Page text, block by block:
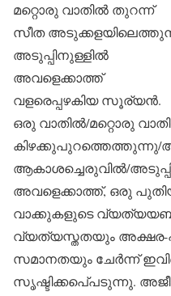
മറ്റൊരു വാതില്‍ തുറന്ന്
സീത
അടുപ്പിനുള്ളില്‍
അവളെക്കാത്ത്
വളരെപ്പഴകിയ സൂര്യന്‍.
ഒരു വാതില്‍/മറ്റൊരു
കിഴക്കുപുറത്തെത്തുന്നു/
ആകാശച്ചെരുവില്‍/
അവളെക്കാത്ത്, ഒരു
വാക്കുകളുടെ
വ്യത്യസ്തതയും അക്ഷര-
സമാനതയും ചേര്‍ന്ന്
സൃഷ്ടിക്കപെ്പടുന്നു.